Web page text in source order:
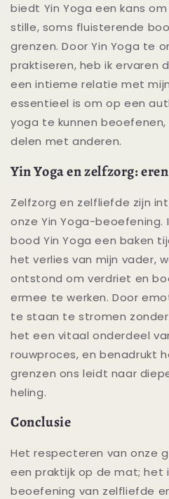
biedt Yin Yoga een kans
stille, soms fluisterende
grenzen. Door Yin Yoga te
praktiseren, heb ik ervaren
een intieme relatie met
essentieel is om op een
yoga te kunnen
delen met anderen.
Yin Yoga en zelfzorg:
Zelfzorg en zelfliefde zijn
onze Yin Yoga-beoefening.
bood Yin Yoga een baken
het verlies van mijn vader,
ontstond om verdriet en
ermee te werken. Door
te staan te stromen
het een vitaal onderdeel
rouwproces, en benadrukt
grenzen ons leidt naar
heling.
Conclusie
Het respecteren van onze
een praktijk op de mat; het
beoefening van zelfliefde